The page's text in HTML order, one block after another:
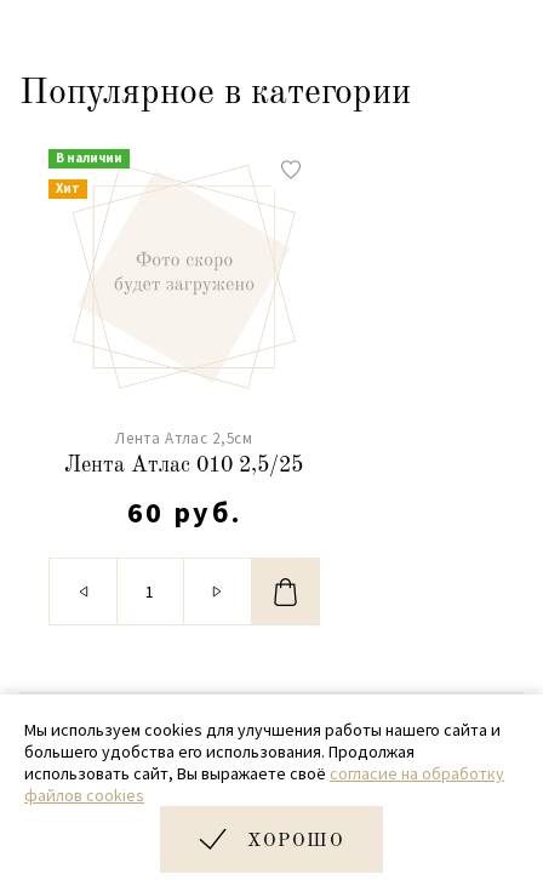
Популярное в категории
В наличии
Хит
Лента Атлас 2,5см
Лента Атлас 010 2,5/25
60 руб.
© 2020 - 2026 SamPack
+ 7 (918) 699-97-87
zakaz@sampack.store
Дизайн и разработка сайта
Мы используем cookies для улучшения работы нашего сайта и
большего удобства его использования. Продолжая
использовать сайт, Вы выражаете своё согласие на обработку
файлов cookies
ХОРОШО